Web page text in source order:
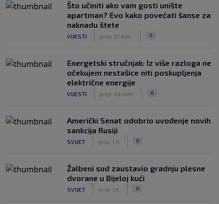
Što učiniti ako vam gosti unište
apartman? Evo kako povećati šanse za
naknadu štete
VIJESTI prije 31 min. 0
Energetski stručnjak: Iz više razloga ne
očekujem nestašice niti poskupljenja
električne energije
VIJESTI prije 49 min. 0
Američki Senat odobrio uvođenje novih
sankcija Rusiji
SVIJET prije 1 h 0
Žalbeni sud zaustavio gradnju plesne
dvorane u Bijeloj kući
SVIJET prije 1 h 0